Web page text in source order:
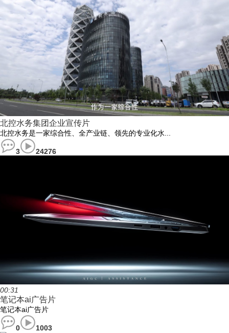
北控水务集团企业宣传片
​北控水务是一家综合性、全产业链、领先的专业化水...
3 24276
00:31
笔记本ai广告片
笔记本ai广告片
0
1003